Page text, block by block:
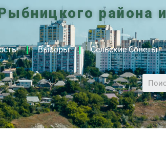
района и
Выборы Сельские Советы